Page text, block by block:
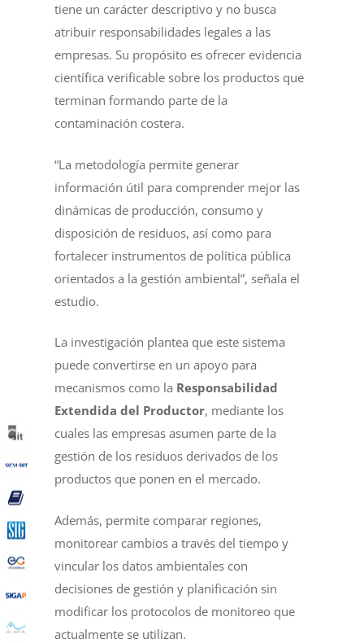
tiene un carácter descriptivo y no busca
atribuir responsabilidades legales a las
empresas. Su propósito es ofrecer evidencia
científica verificable sobre los productos que
terminan formando parte de la
contaminación costera.
“La metodología permite generar
información útil para comprender mejor las
dinámicas de producción, consumo y
disposición de residuos, así como para
fortalecer instrumentos de política pública
orientados a la gestión ambiental”, señala el
estudio.
La investigación plantea que este sistema
puede convertirse en un apoyo para
mecanismos como la Responsabilidad
Extendida del Productor, mediante los
cuales las empresas asumen parte de la
gestión de los residuos derivados de los
productos que ponen en el mercado.
Además, permite comparar regiones,
monitorear cambios a través del tiempo y
vincular los datos ambientales con
decisiones de gestión y planificación sin
modificar los protocolos de monitoreo que
actualmente se utilizan.